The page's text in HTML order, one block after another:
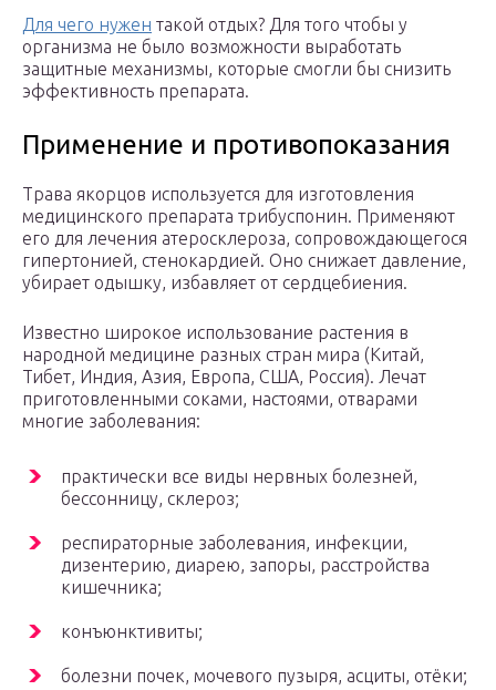
Для чего нужен такой отдых? Для того чтобы у
организма не было возможности выработать
защитные механизмы, которые смогли бы снизить
эффективность препарата.
Применение и противопоказания
Трава якорцов используется для изготовления
медицинского препарата трибуспонин. Применяют
его для лечения атеросклероза, сопровождающегося
гипертонией, стенокардией. Оно снижает давление,
убирает одышку, избавляет от сердцебиения.
Известно широкое использование растения в
народной медицине разных стран мира (Китай,
Тибет, Индия, Азия, Европа, США, Россия). Лечат
приготовленными соками, настоями, отварами
многие заболевания:
практически все виды нервных болезней,
бессонницу, склероз;
респираторные заболевания, инфекции,
дизентерию, диарею, запоры, расстройства
кишечника;
конъюнктивиты;
болезни почек, мочевого пузыря, асциты, отёки;